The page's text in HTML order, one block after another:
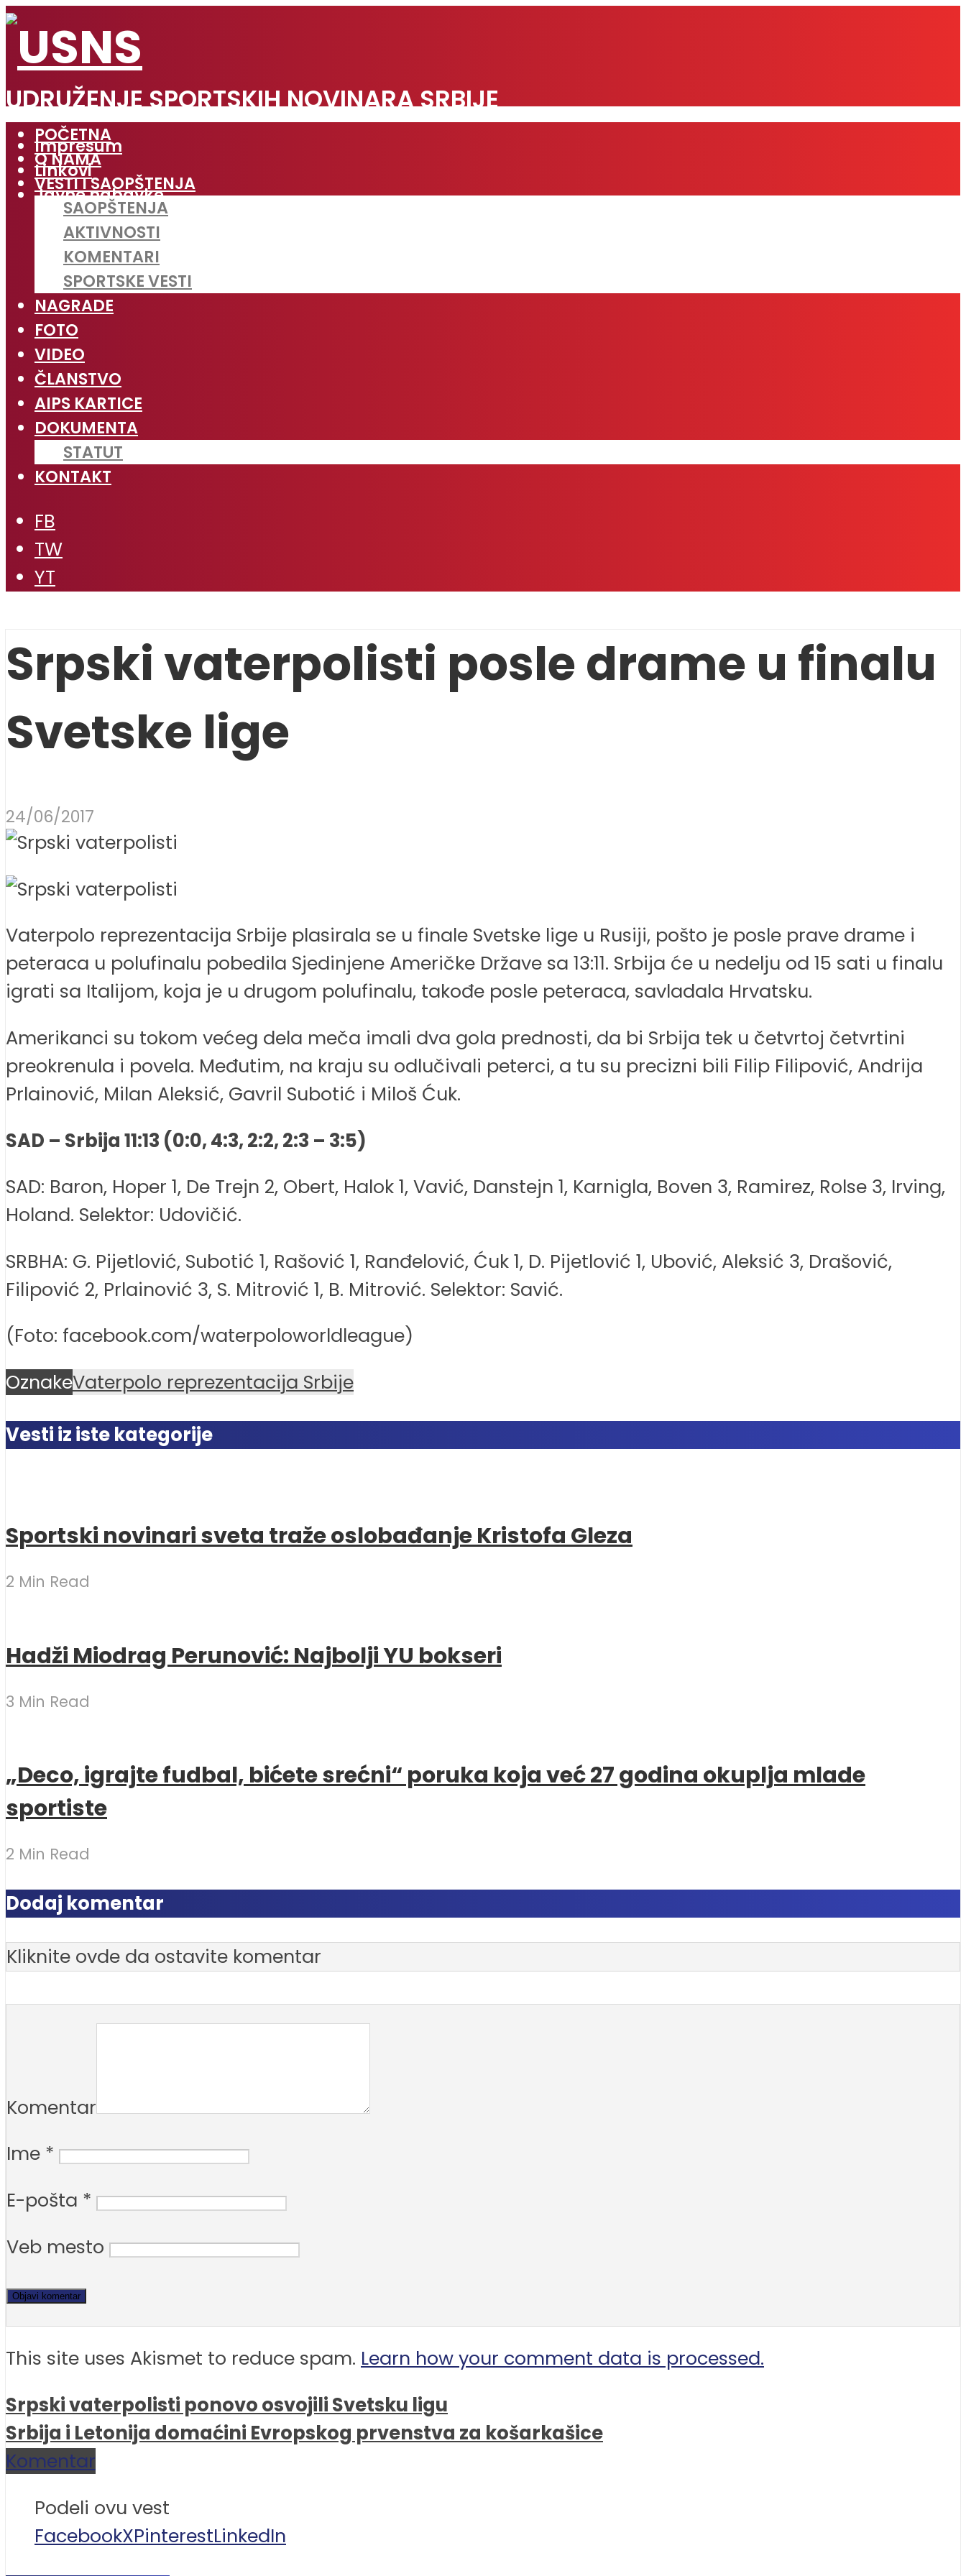
UDRUŽENJE SPORTSKIH NOVINARA SRBIJE
Impresum
Linkovi
Javne nabavke
POČETNA
O NAMA
VESTI I SAOPŠTENJA
SAOPŠTENJA
AKTIVNOSTI
KOMENTARI
SPORTSKE VESTI
NAGRADE
FOTO
VIDEO
ČLANSTVO
AIPS KARTICE
DOKUMENTA
STATUT
KONTAKT
FB
TW
YT
Srpski vaterpolisti posle drame u finalu
Svetske lige
24/06/2017
Vaterpolo reprezentacija Srbije plasirala se u finale Svetske lige u Rusiji, pošto je posle prave drame i
peteraca u polufinalu pobedila Sjedinjene Američke Države sa 13:11. Srbija će u nedelju od 15 sati u finalu
igrati sa Italijom, koja je u drugom polufinalu, takođe posle peteraca, savladala Hrvatsku.
Amerikanci su tokom većeg dela meča imali dva gola prednosti, da bi Srbija tek u četvrtoj četvrtini
preokrenula i povela. Međutim, na kraju su odlučivali peterci, a tu su precizni bili Filip Filipović, Andrija
Prlainović, Milan Aleksić, Gavril Subotić i Miloš Ćuk.
SAD – Srbija 11:13 (0:0, 4:3, 2:2, 2:3 – 3:5)
SAD: Baron, Hoper 1, De Trejn 2, Obert, Halok 1, Vavić, Danstejn 1, Karnigla, Boven 3, Ramirez, Rolse 3, Irving,
Holand. Selektor: Udovičić.
SRBHA: G. Pijetlović, Subotić 1, Rašović 1, Ranđelović, Ćuk 1, D. Pijetlović 1, Ubović, Aleksić 3, Drašović,
Filipović 2, Prlainović 3, S. Mitrović 1, B. Mitrović. Selektor: Savić.
(Foto: facebook.com/waterpoloworldleague)
OznakeVaterpolo reprezentacija Srbije
Vesti iz iste kategorije
Sportski novinari sveta traže oslobađanje Kristofa Gleza
2 Min Read
Hadži Miodrag Perunović: Najbolji YU bokseri
3 Min Read
„Deco, igrajte fudbal, bićete srećni“ poruka koja već 27 godina okuplja mlade
sportiste
2 Min Read
Dodaj komentar
Kliknite ovde da ostavite komentar
Komentar
Ime *
E-pošta *
Veb mesto
This site uses Akismet to reduce spam. Learn how your comment data is processed.
Srpski vaterpolisti ponovo osvojili Svetsku ligu
Srbija i Letonija domaćini Evropskog prvenstva za košarkašice
Komentar
Podeli ovu vest
FacebookXPinterestLinkedIn